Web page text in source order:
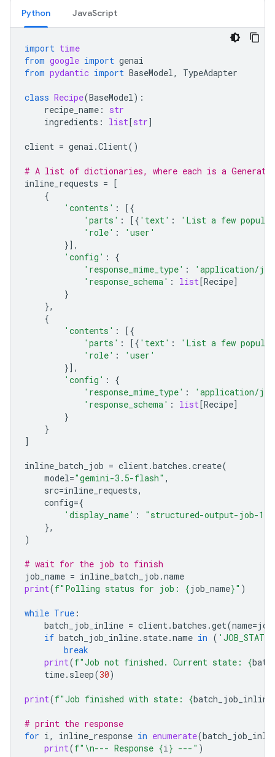
Python JavaScript
import time
from google import genai
from pydantic import BaseModel, TypeAdapter
class Recipe(BaseModel):
recipe_name :
str
ingredients : list[str]
client = genai .Client()
# A list of dictionaries, where each is a
inline_requests = [
{
'contents' :
[{
'parts' : [{ 'text' :
'List a few
'role' :
'user'
}],
'config' :
{
'response_mime_type' :
'application/
'response_schema' : list[Recipe]
}
},
{
'contents' :
[{
'parts' : [{ 'text' :
'List a few
'role' :
'user'
}],
'config' :
{
'response_mime_type' :
'application/
'response_schema' : list[Recipe]
}
}
]
inline_batch_job = client.batches .create(
model="gemini-3.5-flash" ,
src=inline_requests,
config={
'display_name' :
"structured-output-job-1"
},
)
# wait for the job to finish
job_name = inline_batch_job .name
print(f"Polling status for job: {job_name}" )
while True :
batch_job_inline = client.batches .get(name=
if batch_job_inline. state.name in (
break
print(f"Job not finished. Current state: {
time. sleep(30)
print(f"Job finished with state: {batch_job_inline
# print the response
for i, inline_response in enumerate(
print(f" \n--- Response {i} ---" )